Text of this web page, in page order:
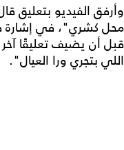
وأرفق الفيديو بتعليق
محل كشري"، في إشارة
قبل أن يضيف تعليقًا
اللي بتجري ورا العيال".